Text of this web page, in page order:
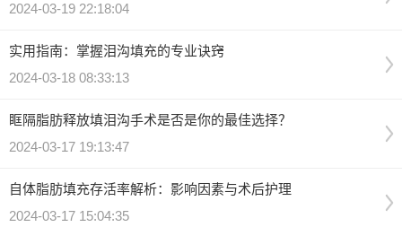
2024-03-19 22:18:04
实用指南：掌握泪沟填充的专业诀窍
2024-03-18 08:33:13
眶隔脂肪释放填泪沟手术是否是你的最佳选择？
2024-03-17 19:13:47
自体脂肪填充存活率解析：影响因素与术后护理
2024-03-17 15:04:35